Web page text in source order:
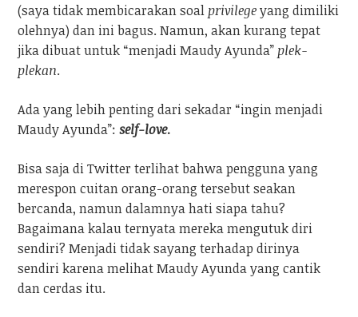
(saya tidak membicarakan soal privilegeyang dimiliki
olehnya) dan ini bagus. Namun, akan kurang tepat
jika dibuat untuk “menjadi Maudy Ayunda” plek-
plekan.
Ada yang lebih penting dari sekadar “ingin menjadi
Maudy Ayunda”:self-love.
Bisa saja di Twitter terlihat bahwa pengguna yang
merespon cuitan orang-orang tersebut seakan
bercanda, namun dalamnya hati siapa tahu?
Bagaimana kalau ternyata mereka mengutuk diri
sendiri? Menjadi tidak sayang terhadap dirinya
sendiri karena melihat Maudy Ayunda yang cantik
dan cerdas itu.